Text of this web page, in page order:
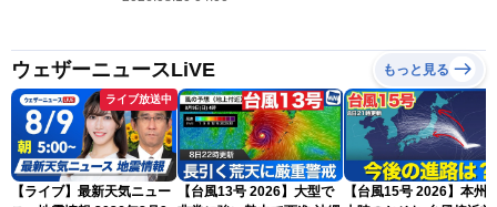
ウェザーニュースLiVE もっと見る
ライブ放送中
【ライブ】最新天気ニュー
【台風13号 2026】大型で
【台風15号 2026】本州